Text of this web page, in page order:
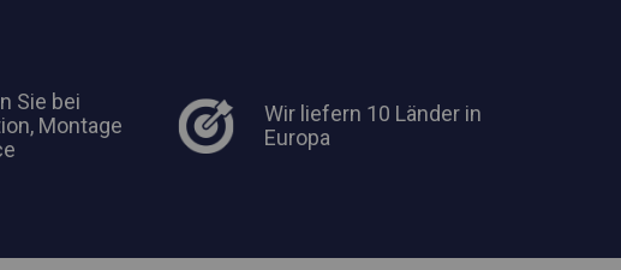
Sie bei
Montage
Wir liefern 10 Länder in
Europa